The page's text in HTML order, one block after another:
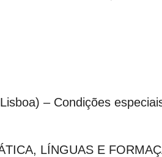
– Condições
LÍNGUAS E